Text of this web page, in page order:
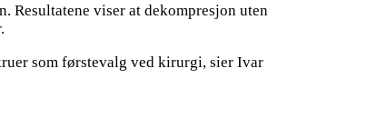
Resultatene viser at dekompresjon uten
som førstevalg ved kirurgi, sier Ivar